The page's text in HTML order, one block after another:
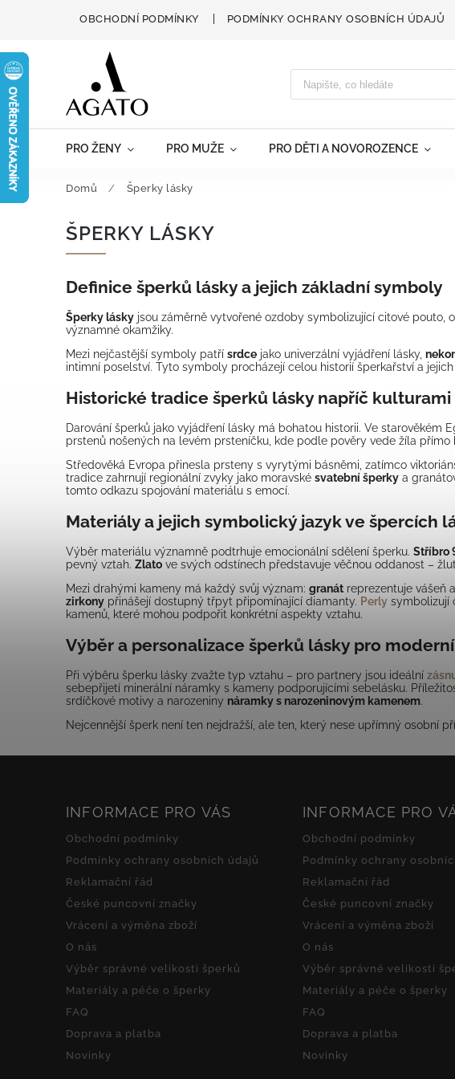
OBCHODNÍ PODMÍNKY PODMÍNKY OCHRANY OSOBNÍCH ÚDAJŮ
PRO ŽENY PRO MUŽE PRO DĚTI A NOVOROZENCE
Domů / Šperky lásky
ŠPERKY LÁSKY
Definice šperků lásky a jejich základní symboly
Šperky lásky jsou záměrně vytvořené ozdoby symbolizující citové pouto,
významné okamžiky.
Mezi nejčastější symboly patří srdce jako univerzální vyjádření lásky,
intimní poselství. Tyto symboly procházejí celou historií šperkařství a
Historické tradice šperků lásky napříč kulturami
Darování šperků jako vyjádření lásky má bohatou historii. Ve starověkém
prstenů nošených na levém prsteníčku, kde podle pověry vede žíla přímo
Středověká Evropa přinesla prsteny s vyrytými básněmi, zatímco
tradice zahrnují regionální zvyky jako moravské svatební šperky a
tomto odkazu spojování materiálu s emocí.
Materiály a jejich symbolický jazyk ve špercích
Výběr materiálu významně podtrhuje emocionální sdělení šperku. Stříbro
pevný vztah. Zlato ve svých odstínech představuje věčnou oddanost –
Mezi drahými kameny má každý svůj význam: granát reprezentuje vášeň
zirkony přinášejí dostupný třpyt připomínající diamanty. Perly symbolizují
kamenů, které mohou podpořit konkrétní aspekty vztahu.
Výběr a personalizace šperků lásky pro
Při výběru šperku lásky zvažte typ vztahu – pro partnery jsou ideální
sebepřijetí minerální náramky s kameny podporujícími sebelásku.
srdíčkové motivy a narozeniny náramky s narozeninovým kamenem.
Nejcennější šperk není ten nejdražší, ale ten, který nese upřímný osobní
INFORMACE PRO VÁS
Obchodní podmínky
Podmínky ochrany osobních údajů
Reklamační řád
České puncovní značky
Vrácení a výměna zboží
O nás
Výběr správné velikosti šperků
Materiály a péče o šperky
FAQ
Doprava a platba
Novinky
INFORMACE PRO
Obchodní podmínky
Podmínky ochrany
Reklamační řád
České puncovní značky
Vrácení a výměna zboží
O nás
Výběr správné velikosti
Materiály a péče o šperky
FAQ
Doprava a platba
Novinky